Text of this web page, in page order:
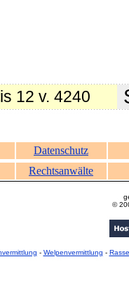
12 v. 4240
Datenschutz
Rechtsanwälte
©
- Welpenvermittlung -